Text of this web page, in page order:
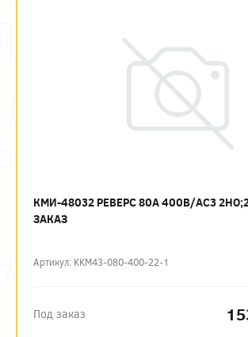
КМИ-48032 РЕВЕРС 80А 400В/АС3
ЗАКАЗ
Артикул: KKM43-080-400-22-1
Под заказ